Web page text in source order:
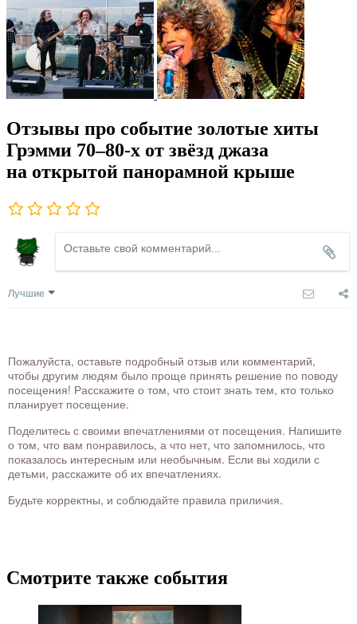
Отзывы про событие золотые хиты
Грэмми 70–80-х от звёзд джаза
на открытой панорамной крыше
Лучшие
Пожалуйста, оставьте подробный отзыв или комментарий,
чтобы другим людям было проще принять решение по поводу
посещения! Расскажите о том, что стоит знать тем, кто только
планирует посещение.
Поделитесь с своими впечатлениями от посещения. Напишите
о том, что вам понравилось, а что нет, что запомнилось, что
показалось интересным или необычным. Если вы ходили с
детьми, расскажите об их впечатлениях.
Будьте корректны, и соблюдайте правила приличия.
Смотрите также события